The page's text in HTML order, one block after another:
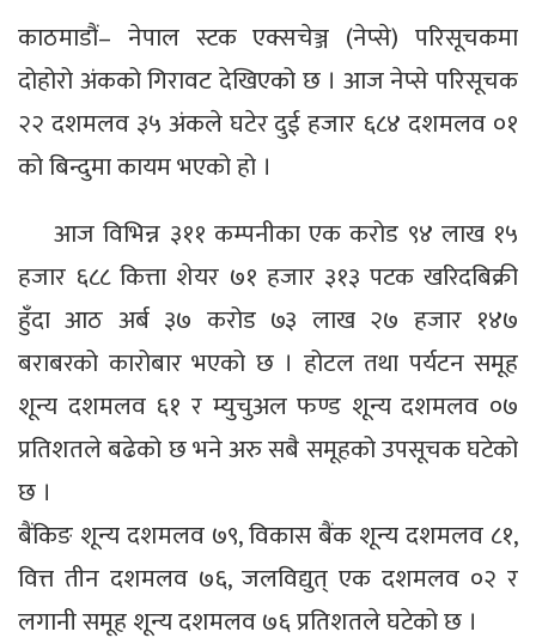
काठमाडौं– नेपाल स्टक एक्सचेञ्ज (नेप्से) परिसूचकमा
दोहोरो अंकको गिरावट देखिएको छ । आज नेप्से परिसूचक
२२ दशमलव ३५ अंकले घटेर दुई हजार ६८४ दशमलव ०१
को बिन्दुमा कायम भएको हो ।
आज विभिन्न ३११ कम्पनीका एक करोड ९४ लाख १५
हजार ६८८ कित्ता शेयर ७१ हजार ३१३ पटक खरिदबिक्री
हुँदा आठ अर्ब ३७ करोड ७३ लाख २७ हजार १४७
बराबरको कारोबार भएको छ । होटल तथा पर्यटन समूह
शून्य दशमलव ६१ र म्युचुअल फण्ड शून्य दशमलव ०७
प्रतिशतले बढेको छ भने अरु सबै समूहको उपसूचक घटेको
छ ।
बैंकिङ शून्य दशमलव ७९, विकास बैंक शून्य दशमलव ८१,
वित्त तीन दशमलव ७६, जलविद्युत् एक दशमलव ०२ र
लगानी समूह शून्य दशमलव ७६ प्रतिशतले घटेको छ ।